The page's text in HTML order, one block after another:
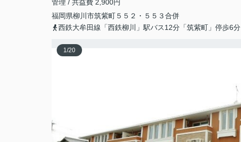
管理 / 共益費 2,900円
福岡県柳川市筑紫町５５２・５５３合併
西鉄大牟田線「西鉄柳川」駅バス12分「筑紫町」停歩6分
1/20